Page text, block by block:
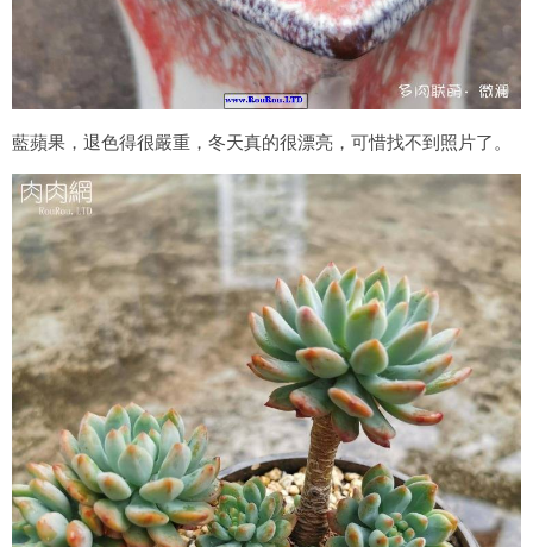
藍蘋果，退色得很嚴重，冬天真的很漂亮，可惜找不到照片了。